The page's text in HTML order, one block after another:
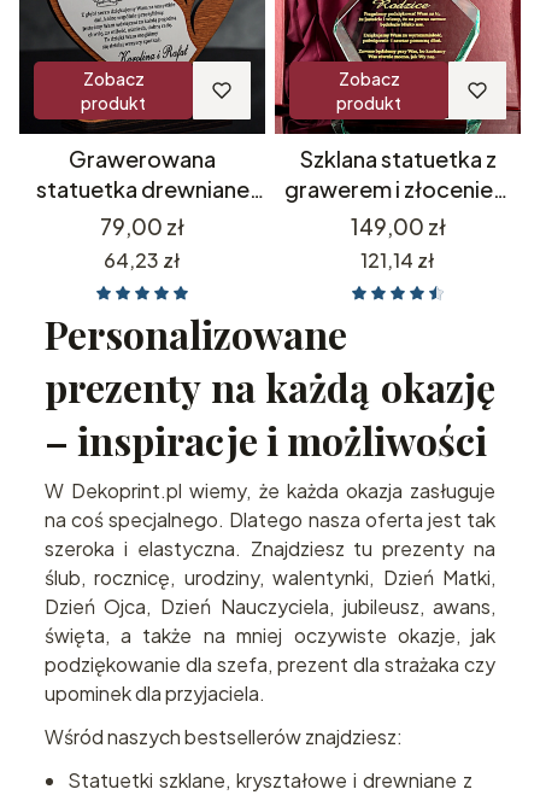
Zobacz
produkt
Grawerowana
statuetka drewniane
serce z zegarkiem
prezent dla rodziców
Prezent na Walentynki
Cena
79,00 zł
Cena
64,23 zł
Zobacz
produkt
Szklana statuetka z
grawerem i złoceniem
podziękowania dla
rodziców prezent na 18
20 25 30 35 40 45 50
55 60 65 70 75 80 85 90
95 100 urodziny
jubileusz rocznica
rodziców dziadków
Cena
149,00 zł
Cena
121,14 zł
Personalizowane
prezenty na każdą okazję
– inspiracje i możliwości
W Dekoprint.pl wiemy, że każda okazja zasługuje
na coś specjalnego. Dlatego nasza oferta jest tak
szeroka i elastyczna. Znajdziesz tu prezenty na
ślub, rocznicę, urodziny, walentynki, Dzień Matki,
Dzień Ojca, Dzień Nauczyciela, jubileusz, awans,
święta, a także na mniej oczywiste okazje, jak
podziękowanie dla szefa, prezent dla strażaka czy
upominek dla przyjaciela.
Wśród naszych bestsellerów znajdziesz:
Statuetki szklane, kryształowe i drewniane z